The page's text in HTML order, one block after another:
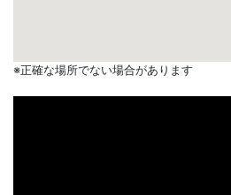
※正確な場所でない場合があります